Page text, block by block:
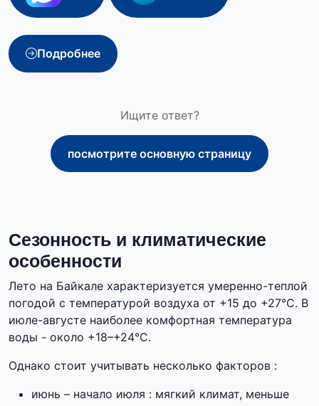
Подробнее
Ищите ответ?
посмотрите основную страницу
Сезонность и климатические
особенности
Лето на Байкале характеризуется умеренно-теплой
погодой с температурой воздуха от +15 до +27°C. В
июле-августе наиболее комфортная температура
воды - около +18–+24°C.
Однако стоит учитывать несколько факторов :
июнь – начало июля : мягкий климат, меньше